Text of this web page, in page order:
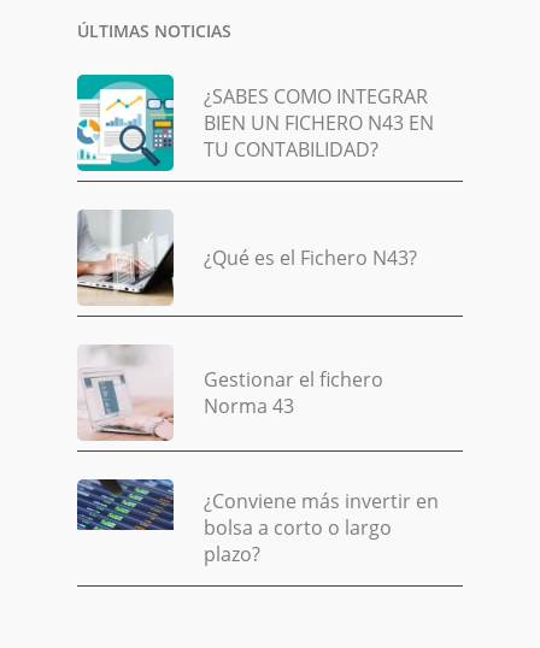
ÚLTIMAS NOTICIAS
¿SABES COMO INTEGRAR
BIEN UN FICHERO N43 EN
TU CONTABILIDAD?
¿Qué es el Fichero N43?
Gestionar el fichero
Norma 43
¿Conviene más invertir en
bolsa a corto o largo
plazo?